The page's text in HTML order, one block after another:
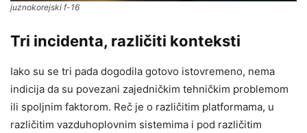
juznokorejski f-16
Tri incidenta, različiti konteksti
Iako su se tri pada dogodila gotovo istovremeno, nema
indicija da su povezani zajedničkim tehničkim problemom
ili spoljnim faktorom. Reč je o različitim platformama, u
različitim vazduhoplovnim sistemima i pod različitim